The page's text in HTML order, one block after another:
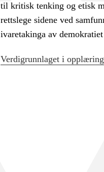
til kritisk tenking og etisk
rettslege sidene ved
ivaretakinga av
Verdigrunnlaget i